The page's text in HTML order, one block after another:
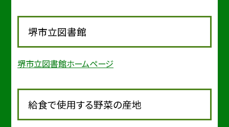
堺市立図書館
堺市立図書館ホームページ
給食で使用する野菜の産地